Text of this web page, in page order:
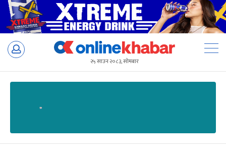
Skip
२५ साउन २०८३, सोमबार